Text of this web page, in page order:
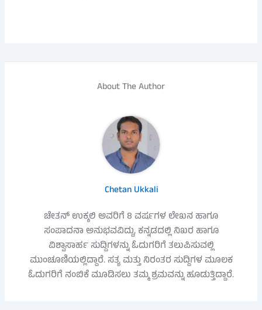
About The Author
Chetan Ukkali
ಚೇತನ್ ಉಕ್ಕಲಿ ಅವರಿಗೆ 8 ವರ್ಷಗಳ ಲೇಖನ ಹಾಗೂ
ಸಂಪಾದನಾ ಅನುಭವವಿದ್ದು, ಕನ್ನಡದಲ್ಲಿ ನಿಖರ ಹಾಗೂ
ವಿಶ್ವಾಸಾರ್ಹ ಸುದ್ದಿಗಳನ್ನು ಓದುಗರಿಗೆ ತಲುಪಿಸುವಲ್ಲಿ
ಮುಂಚೂಣಿಯಲ್ಲಿದ್ದಾರೆ. ಸತ್ಯ ಮತ್ತು ನಿರಂತರ ಸುದ್ದಿಗಳ ಮೂಲಕ
ಓದುಗರಿಗೆ ನಂಬಿಕೆ ಮೂಡಿಸಲು ತಮ್ಮ ಶ್ರಮವನ್ನು ಹೂಡುತ್ತಿದ್ದಾರೆ.